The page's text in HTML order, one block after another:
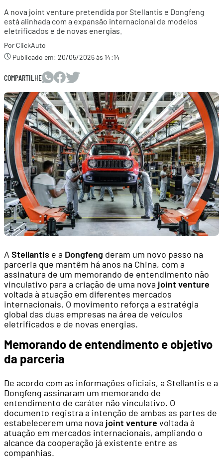
A nova joint venture pretendida por Stellantis e Dongfeng
está alinhada com a expansão internacional de modelos
eletrificados e de novas energias.
Por ClickAuto
Publicado em: 20/05/2026 às 14:14
COMPARTILHE
A Stellantis e a Dongfeng deram um novo passo na
parceria que mantêm há anos na China, com a
assinatura de um memorando de entendimento não
vinculativo para a criação de uma nova joint venture
voltada à atuação em diferentes mercados
internacionais. O movimento reforça a estratégia
global das duas empresas na área de veículos
eletrificados e de novas energias.
Memorando de entendimento e objetivo
da parceria
De acordo com as informações oficiais, a Stellantis e a
Dongfeng assinaram um memorando de
entendimento de caráter não vinculativo. O
documento registra a intenção de ambas as partes de
estabelecerem uma nova joint venture voltada à
atuação em mercados internacionais, ampliando o
alcance da cooperação já existente entre as
companhias.